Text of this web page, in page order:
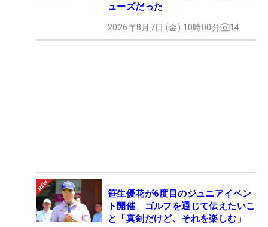
ューズだった
2026年8月7日 (金) 10時00分 14
笹生優花が6度目のジュニアイベン
ト開催 ゴルフを通じて伝えたいこ
と「真剣だけど、それを楽しむ」